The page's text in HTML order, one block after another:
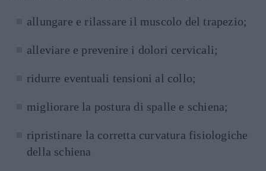
allungare e rilassare il muscolo del trapezio;
alleviare e prevenire i dolori cervicali;
ridurre eventuali tensioni al collo;
migliorare la postura di spalle e schiena;
ripristinare la corretta curvatura fisiologiche
della schiena